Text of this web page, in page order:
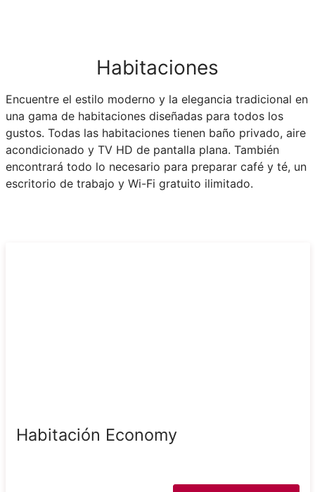
Habitaciones
Encuentre el estilo moderno y la elegancia tradicional en
una gama de habitaciones diseñadas para todos los
gustos. Todas las habitaciones tienen baño privado, aire
acondicionado y TV HD de pantalla plana. También
encontrará todo lo necesario para preparar café y té, un
escritorio de trabajo y Wi-Fi gratuito ilimitado.
Habitación Economy